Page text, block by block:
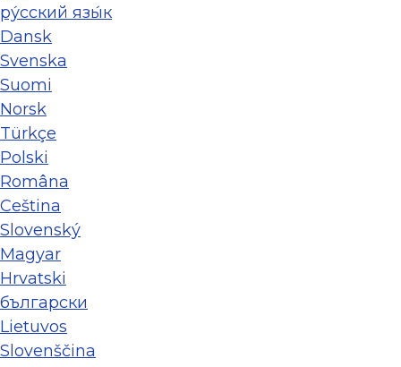
ру́сский язы́к
Dansk
Svenska
Suomi
Norsk
Türkçe
Polski
Româna
Ceština
Slovenský
Magyar
Hrvatski
български
Lietuvos
Slovenščina